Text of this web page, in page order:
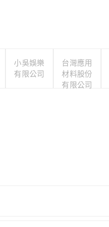
小吳娛樂
有限公司
台灣應用
材料股份
有限公司